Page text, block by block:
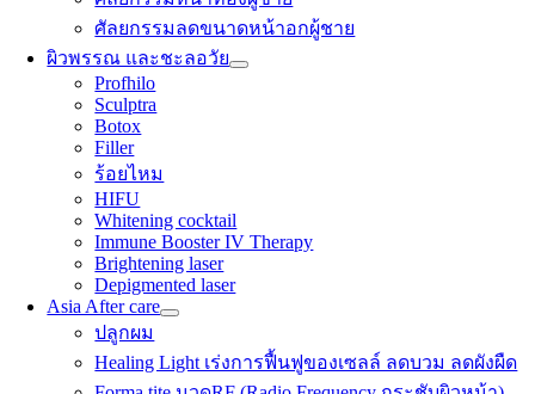
ศัลยกรรมลดขนาดหน้าอกผู้ชาย
ผิวพรรณ และชะลอวัย
Profhilo
Sculptra
Botox
Filler
ร้อยไหม
HIFU
Whitening cocktail
Immune Booster IV Therapy
Brightening laser
Depigmented laser
Asia After care
ปลูกผม
Healing Light เร่งการฟื้นฟูของเซลล์ ลดบวม ลดผังผืด